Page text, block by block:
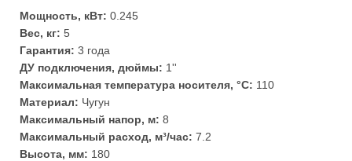
Мощность, кВт: 0.245
Вес, кг: 5
Гарантия: 3 года
ДУ подключения, дюймы: 1''
Максимальная температура носителя, °С: 110
Материал: Чугун
Максимальный напор, м: 8
Максимальный расход, м³/час: 7.2
Высота, мм: 180